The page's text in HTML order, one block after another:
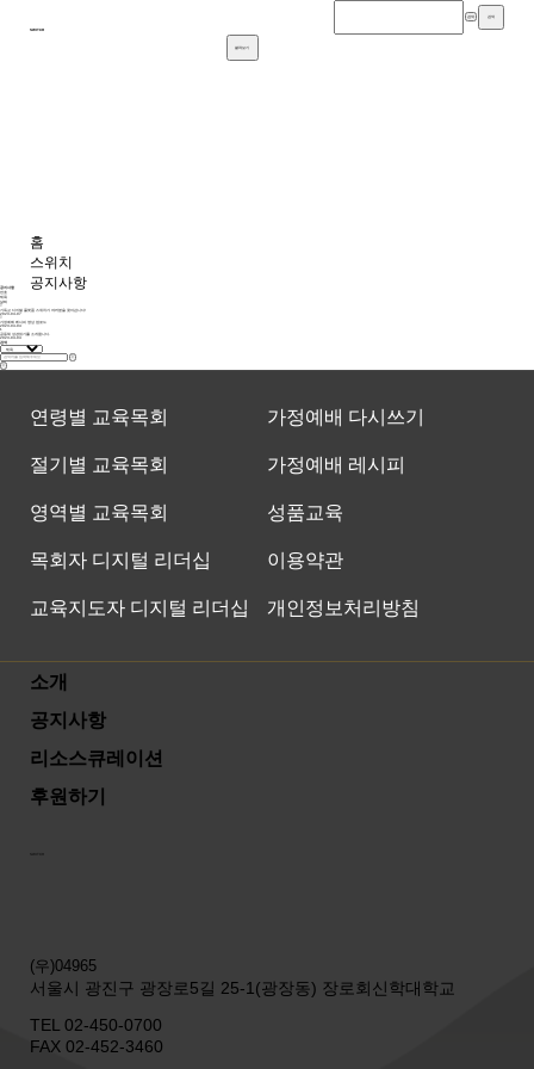
SWITCH
검색 검색
펼쳐보기
홈
스위치
공지사항
공지사항
번호
제목
날짜
기독교 디지털 플랫폼 스위치가 여러분을 찾아갑니다!
2023-04-07
가정예배 레시피 영상 업로드
2023-04-04
1
공동체 성경읽기를 소개합니다.
2023-04-04
검색
연령별 교육목회 가정예배 다시쓰기
절기별 교육목회 가정예배 레시피
영역별 교육목회 성품교육
목회자 디지털 리더십 이용약관
교육지도자 디지털 리더십 개인정보처리방침
소개
공지사항
리소스큐레이션
후원하기
(우)04965
서울시 광진구 광장로5길 25-1(광장동) 장로회신학대학교
TEL 02-450-0700
FAX 02-452-3460